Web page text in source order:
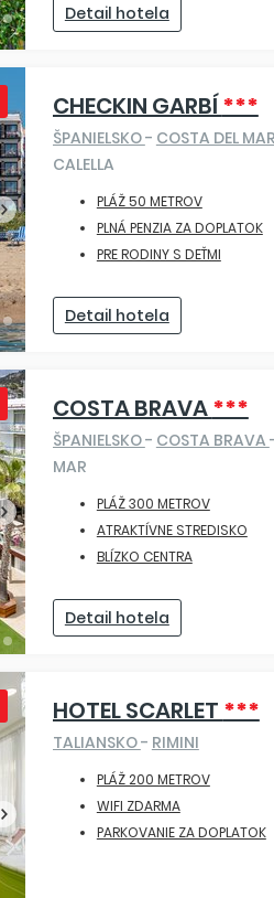
Detail hotela
CHECKIN GARBÍ***
ŠPANIELSKO- COSTA DEL
CALELLA
PLÁŽ 50 METROV
PLNÁ PENZIA ZA DOPLATOK
PRE RODINY S DEŤMI
Detail hotela
COSTA BRAVA***
ŠPANIELSKO- COSTA BRAVA
MAR
PLÁŽ 300 METROV
ATRAKTÍVNE STREDISKO
BLÍZKO CENTRA
Detail hotela
HOTEL SCARLET ***
TALIANSKO- RIMINI
PLÁŽ 200 METROV
WIFI ZDARMA
PARKOVANIE ZA DOPLATOK